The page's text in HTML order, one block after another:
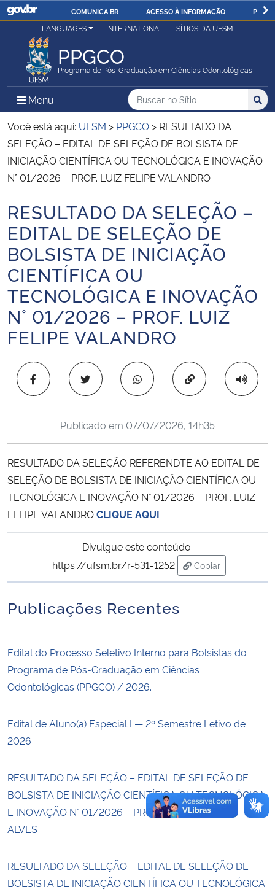
IR
COMUNICA BR ACESSO À INFORMAÇÃO
Ministério da Justiça e Segurança Pública
Ministério da Defesa
Ministério das Relações Exteriores
Ministério da Economia
Ministério da Agricultura, Pecuária e Abastecimento
Ministério da Educação
Ministério da Cidadania
Ministério da Saúde
Ministério da Ciência, Tecnologia, Inovações e Comunicações
Ministério do Desenvolvimento Regional
Controladoria-Geral da União
Ministério da Mulher, da Família e dos Direitos Humanos
Secretaria de Governo
Advocacia-Geral da União
Planalto
LANGUAGES INTERNATIONAL SÍTIOS DA UFSM
PPGCO
Programa de Pós-Graduação em Ciências Odontológicas
Menu Menu Principal do Sítio
Busca
Buscar no no Sítio
Busca:
Você está aqui: UFSM > PPGCO > RESULTADO DA
SELEÇÃO – EDITAL DE SELEÇÃO DE BOLSISTA DE
INICIAÇÃO CIENTÍFICA OU TECNOLÓGICA E INOVAÇÃO
N° 01/2026 – PROF. LUIZ FELIPE VALANDRO
Início do conteúdo
RESULTADO DA SELEÇÃO –
EDITAL DE SELEÇÃO DE
BOLSISTA DE INICIAÇÃO
CIENTÍFICA OU
TECNOLÓGICA E INOVAÇÃO
N° 01/2026 – PROF. LUIZ
FELIPE VALANDRO
Copiar para área
Publicado em 07/07/2026, 14h35
RESULTADO DA SELEÇÃO REFERENDTE AO EDITAL DE
SELEÇÃO DE BOLSISTA DE INICIAÇÃO CIENTÍFICA OU
TECNOLÓGICA E INOVAÇÃO N° 01/2026 – PROF. LUIZ
FELIPE VALANDROCLIQUE AQUI
Divulgue este conteúdo:
https://ufsm.br/r-531-1252
Copiar
para área de
Publicações Recentes
Edital do Processo Seletivo Interno para Bolsistas do
Programa de Pós-Graduação em Ciências
Odontológicas (PPGCO) / 2026.
Edital de Aluno(a) Especial I — 2º Semestre Letivo de
2026
RESULTADO DA SELEÇÃO – EDITAL DE SELEÇÃO DE
BOLSISTA DE INICIAÇÃO CIENTÍFICA OU TECNOLÓGICA
E INOVAÇÃO N° 01/2026 – PROF. LUANA SEVERO
ALVES
RESULTADO DA SELEÇÃO – EDITAL DE SELEÇÃO DE
BOLSISTA DE INICIAÇÃO CIENTÍFICA OU TECNOLÓGICA